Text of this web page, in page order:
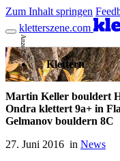
Zum Inhalt springen
kletterszene.com
Anzeige
Martin Keller bouldert
Ondra klettert 9a+ in
Gelmanov bouldern 8C
27. Juni 2016 in News
Klettern